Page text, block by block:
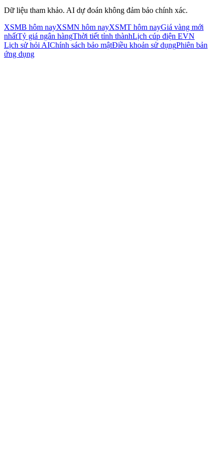
Dữ liệu tham khảo. AI dự đoán không đảm bảo chính xác.
XSMB hôm nayXSMN hôm nayXSMT hôm nayGiá vàng mới
nhấtTỷ giá ngân hàngThời tiết tỉnh thànhLịch cúp điện EVN
Lịch sử hỏi AIChính sách bảo mậtĐiều khoản sử dụngPhiên bản
ứng dụng